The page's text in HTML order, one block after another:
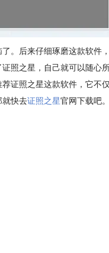
。后来仔细琢磨这款软件
证照之星，自己就可以随心
证照之星这款软件，它不
就快去证照之星官网下载吧。